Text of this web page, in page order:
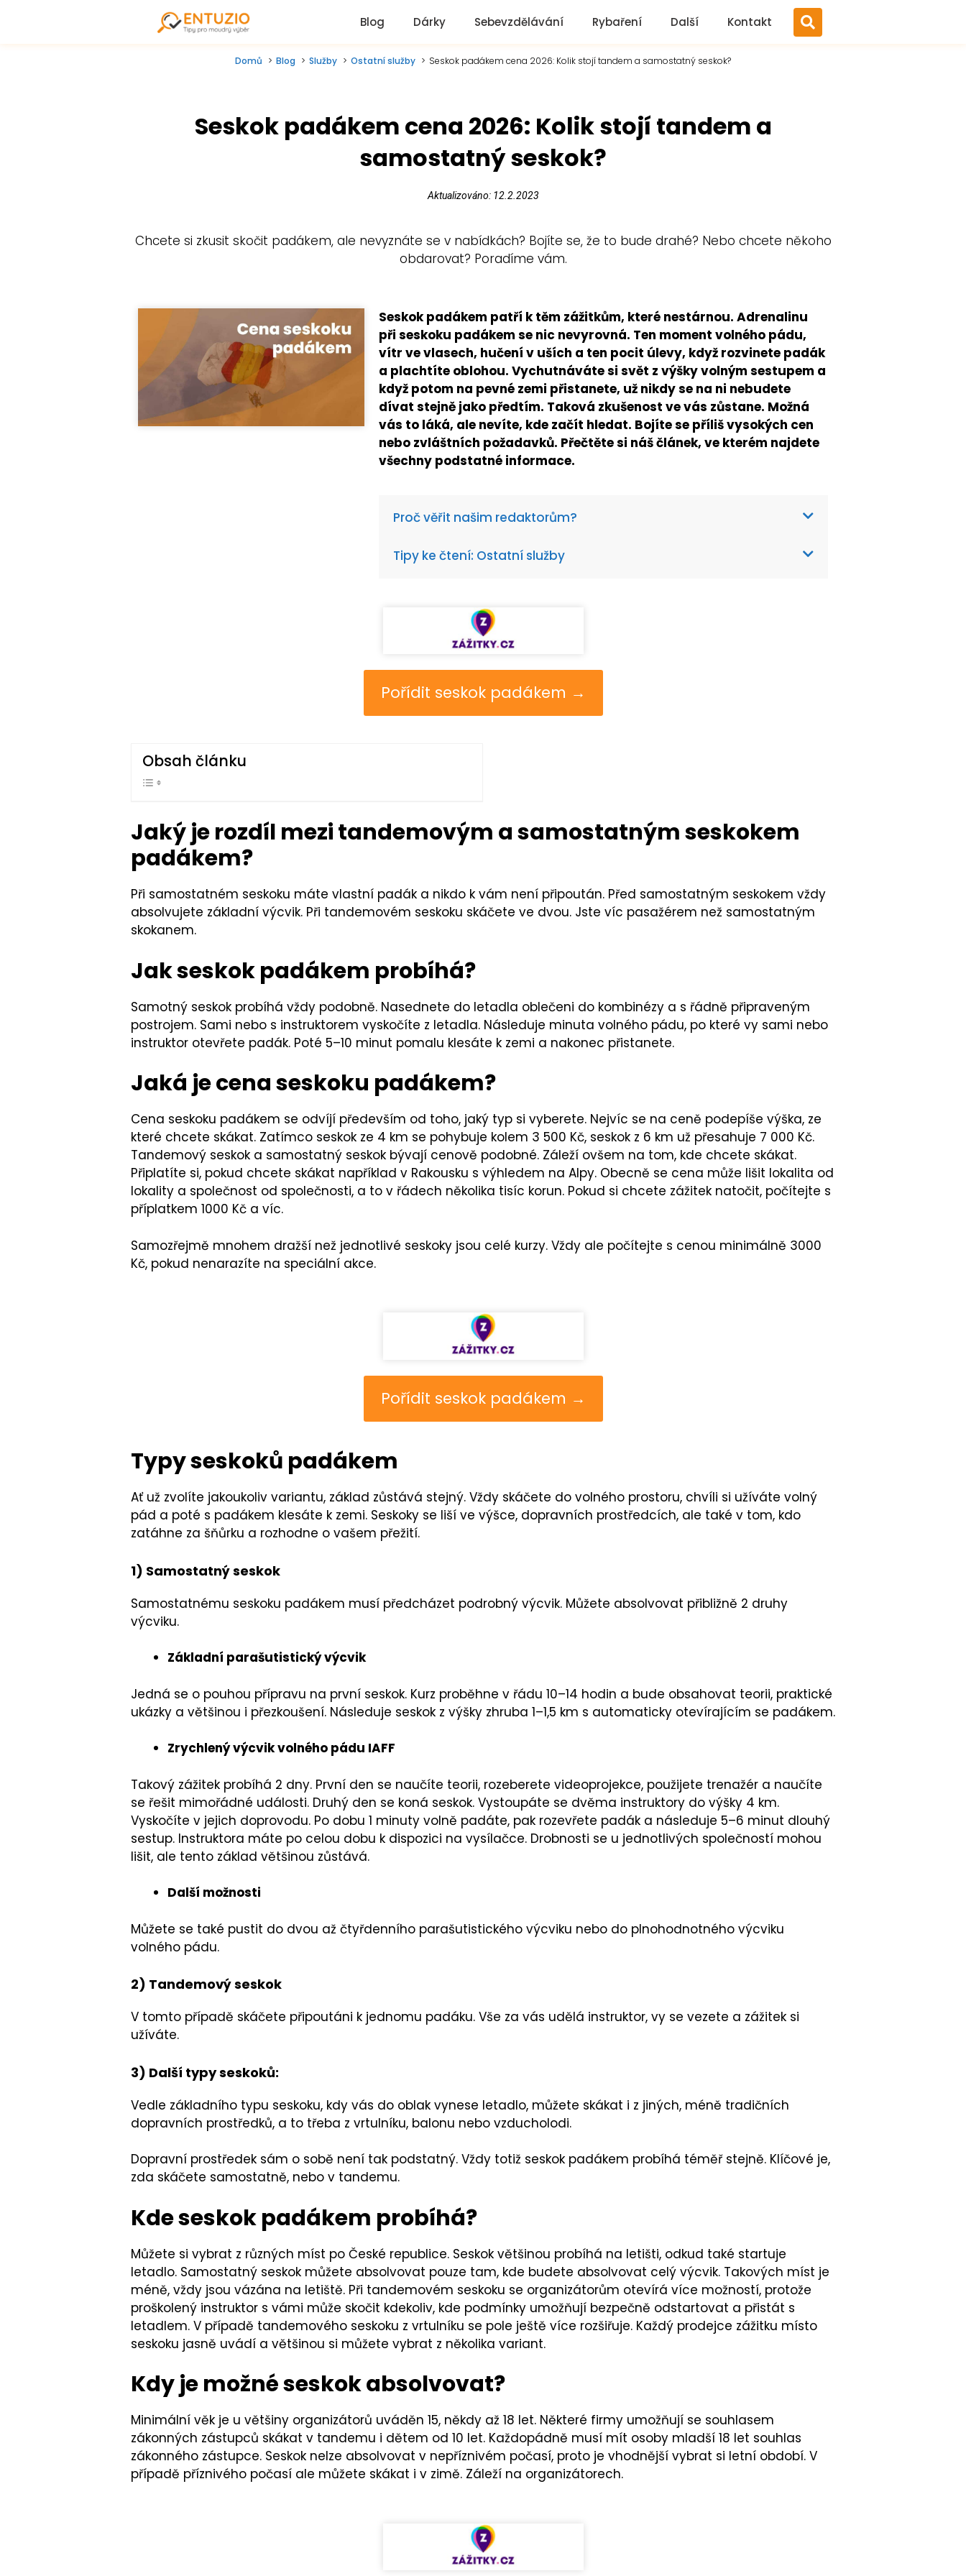
Blog Dárky Sebevzdělávání Rybaření Další Kontakt
Domů Blog Služby Ostatní služby Seskok padákem cena 2026: Kolik stojí tandem a samostatný seskok?
Seskok padákem cena 2026: Kolik stojí tandem a
samostatný seskok?
Aktualizováno: 12.2.2023
Chcete si zkusit skočit padákem, ale nevyznáte se v nabídkách? Bojíte se, že to bude drahé? Nebo chcete někoho
obdarovat? Poradíme vám.
Seskok padákem patří k těm zážitkům, které nestárnou. Adrenalinu
při seskoku padákem se nic nevyrovná. Ten moment volného pádu,
vítr ve vlasech, hučení v uších a ten pocit úlevy, když rozvinete padák
a plachtíte oblohou. Vychutnáváte si svět z výšky volným sestupem a
když potom na pevné zemi přistanete, už nikdy se na ni nebudete
dívat stejně jako předtím. Taková zkušenost ve vás zůstane. Možná
vás to láká, ale nevíte, kde začít hledat. Bojíte se příliš vysokých cen
nebo zvláštních požadavků. Přečtěte si náš článek, ve kterém najdete
všechny podstatné informace.
Proč věřit našim redaktorům?
Tipy ke čtení: Ostatní služby
Pořídit seskok padákem →
Obsah článku
Jaký je rozdíl mezi tandemovým a samostatným seskokem
padákem?
Při samostatném seskoku máte vlastní padák a nikdo k vám není připoután. Před samostatným seskokem vždy
absolvujete základní výcvik. Při tandemovém seskoku skáčete ve dvou. Jste víc pasažérem než samostatným
skokanem.
Jak seskok padákem probíhá?
Samotný seskok probíhá vždy podobně. Nasednete do letadla oblečeni do kombinézy a s řádně připraveným
postrojem. Sami nebo s instruktorem vyskočíte z letadla. Následuje minuta volného pádu, po které vy sami nebo
instruktor otevřete padák. Poté 5–10 minut pomalu klesáte k zemi a nakonec přistanete.
Jaká je cena seskoku padákem?
Cena seskoku padákem se odvíjí především od toho, jaký typ si vyberete. Nejvíc se na ceně podepíše výška, ze
které chcete skákat. Zatímco seskok ze 4 km se pohybuje kolem 3 500 Kč, seskok z 6 km už přesahuje 7 000 Kč.
Tandemový seskok a samostatný seskok bývají cenově podobné. Záleží ovšem na tom, kde chcete skákat.
Připlatíte si, pokud chcete skákat například v Rakousku s výhledem na Alpy. Obecně se cena může lišit lokalita od
lokality a společnost od společnosti, a to v řádech několika tisíc korun. Pokud si chcete zážitek natočit, počítejte s
příplatkem 1000 Kč a víc.
Samozřejmě mnohem dražší než jednotlivé seskoky jsou celé kurzy. Vždy ale počítejte s cenou minimálně 3000
Kč, pokud nenarazíte na speciální akce.
Pořídit seskok padákem →
Typy seskoků padákem
Ať už zvolíte jakoukoliv variantu, základ zůstává stejný. Vždy skáčete do volného prostoru, chvíli si užíváte volný
pád a poté s padákem klesáte k zemi. Seskoky se liší ve výšce, dopravních prostředcích, ale také v tom, kdo
zatáhne za šňůrku a rozhodne o vašem přežití.
1) Samostatný seskok
Samostatnému seskoku padákem musí předcházet podrobný výcvik. Můžete absolvovat přibližně 2 druhy
výcviku.
Základní parašutistický výcvik
Jedná se o pouhou přípravu na první seskok. Kurz proběhne v řádu 10–14 hodin a bude obsahovat teorii, praktické
ukázky a většinou i přezkoušení. Následuje seskok z výšky zhruba 1–1,5 km s automaticky otevírajícím se padákem.
Zrychlený výcvik volného pádu IAFF
Takový zážitek probíhá 2 dny. První den se naučíte teorii, rozeberete videoprojekce, použijete trenažér a naučíte
se řešit mimořádné události. Druhý den se koná seskok. Vystoupáte se dvěma instruktory do výšky 4 km.
Vyskočíte v jejich doprovodu. Po dobu 1 minuty volně padáte, pak rozevřete padák a následuje 5–6 minut dlouhý
sestup. Instruktora máte po celou dobu k dispozici na vysílačce. Drobnosti se u jednotlivých společností mohou
lišit, ale tento základ většinou zůstává.
Další možnosti
Můžete se také pustit do dvou až čtyřdenního parašutistického výcviku nebo do plnohodnotného výcviku
volného pádu.
2) Tandemový seskok
V tomto případě skáčete připoutáni k jednomu padáku. Vše za vás udělá instruktor, vy se vezete a zážitek si
užíváte.
3) Další typy seskoků:
Vedle základního typu seskoku, kdy vás do oblak vynese letadlo, můžete skákat i z jiných, méně tradičních
dopravních prostředků, a to třeba z vrtulníku, balonu nebo vzducholodi.
Dopravní prostředek sám o sobě není tak podstatný. Vždy totiž seskok padákem probíhá téměř stejně. Klíčové je,
zda skáčete samostatně, nebo v tandemu.
Kde seskok padákem probíhá?
Můžete si vybrat z různých míst po České republice. Seskok většinou probíhá na letišti, odkud také startuje
letadlo. Samostatný seskok můžete absolvovat pouze tam, kde budete absolvovat celý výcvik. Takových míst je
méně, vždy jsou vázána na letiště. Při tandemovém seskoku se organizátorům otevírá více možností, protože
proškolený instruktor s vámi může skočit kdekoliv, kde podmínky umožňují bezpečně odstartovat a přistát s
letadlem. V případě tandemového seskoku z vrtulníku se pole ještě více rozšiřuje. Každý prodejce zážitku místo
seskoku jasně uvádí a většinou si můžete vybrat z několika variant.
Kdy je možné seskok absolvovat?
Minimální věk je u většiny organizátorů uváděn 15, někdy až 18 let. Některé firmy umožňují se souhlasem
zákonných zástupců skákat v tandemu i dětem od 10 let. Každopádně musí mít osoby mladší 18 let souhlas
zákonného zástupce. Seskok nelze absolvovat v nepříznivém počasí, proto je vhodnější vybrat si letní období. V
případě příznivého počasí ale můžete skákat i v zimě. Záleží na organizátorech.